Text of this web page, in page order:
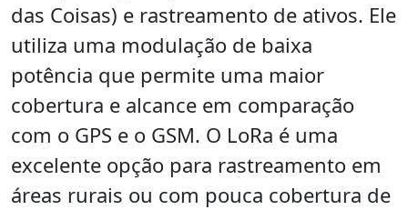
das Coisas) e rastreamento de ativos. Ele
utiliza uma modulação de baixa
potência que permite uma maior
cobertura e alcance em comparação
com o GPS e o GSM. O LoRa é uma
excelente opção para rastreamento em
áreas rurais ou com pouca cobertura de